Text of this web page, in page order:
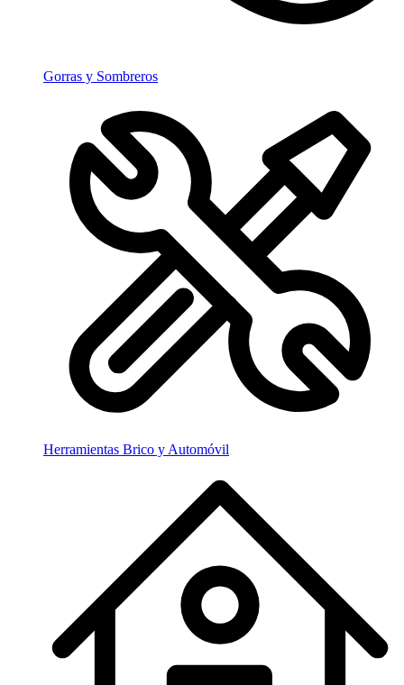
Gorras y Sombreros
Herramientas Brico y Automóvil